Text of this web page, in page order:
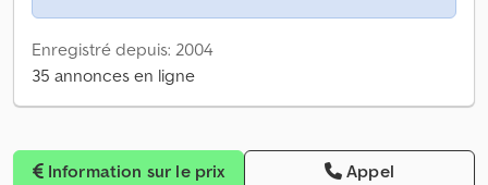
Enregistré depuis: 2004
35 annonces en ligne
Information sur le prix Appel